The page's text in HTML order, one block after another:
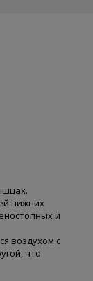
нижних
и
воздухом с
что